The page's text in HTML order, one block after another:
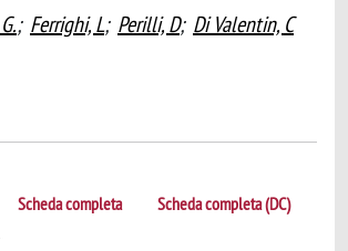
; Ferrighi, L; Perilli, D; Di Valentin, C
Scheda completa Scheda completa (DC)